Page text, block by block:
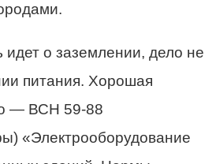
идет о заземлении, дело не
питания. Хорошая
— ВСН 59-88
«Электрооборудование